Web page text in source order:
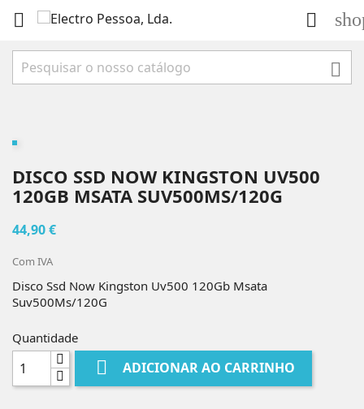
 

DISCO SSD NOW KINGSTON UV500
120GB MSATA SUV500MS/120G
44,90 €
Com IVA
Disco Ssd Now Kingston Uv500 120Gb Msata
Suv500Ms/120G
Quantidade
 ADICIONAR AO CARRINHO